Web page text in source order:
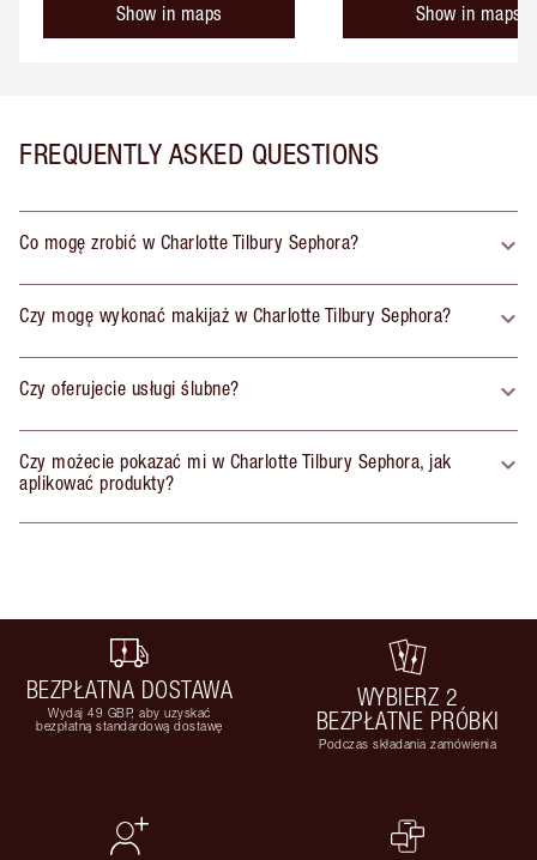
Show in maps Show in maps
FREQUENTLY ASKED QUESTIONS
Co mogę zrobić w Charlotte Tilbury Sephora?
Czy mogę wykonać makijaż w Charlotte Tilbury Sephora?
Czy oferujecie usługi ślubne?
Czy możecie pokazać mi w Charlotte Tilbury Sephora, jak
aplikować produkty?
BEZPŁATNA DOSTAWA
Wydaj 49 GBP, aby uzyskać
bezpłatną standardową dostawę
WYBIERZ 2
BEZPŁATNE PRÓBKI
Podczas składania zamówienia